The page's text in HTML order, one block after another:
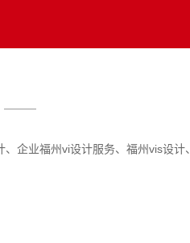
企业福州vi设计服务、福州vis设